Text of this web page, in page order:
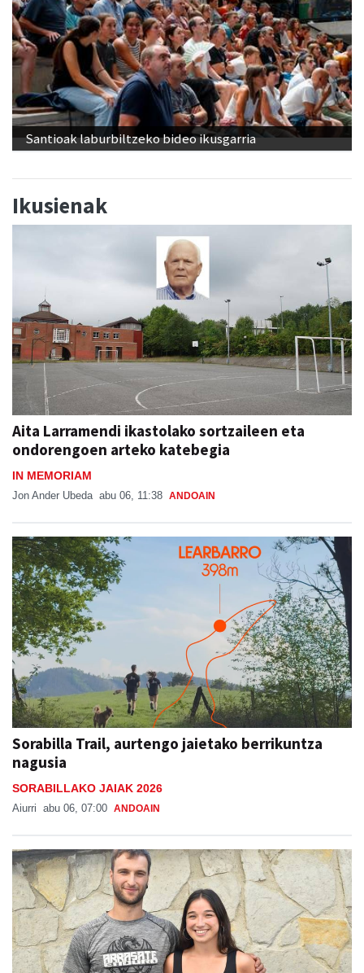
Santioak laburbiltzeko bideo ikusgarria
Ikusienak
Aita Larramendi ikastolako sortzaileen eta
ondorengoen arteko katebegia
IN MEMORIAM
Jon Ander Ubeda abu 06, 11:38 ANDOAIN
Sorabilla Trail, aurtengo jaietako berrikuntza
nagusia
SORABILLAKO JAIAK 2026
Aiurri abu 06, 07:00 ANDOAIN